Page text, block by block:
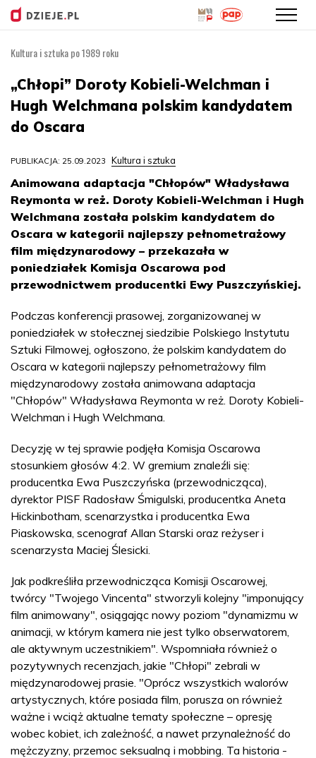
treści
Kultura i sztuka po 1989 roku
„Chłopi” Doroty Kobieli-Welchman i
Hugh Welchmana polskim kandydatem
do Oscara
PUBLIKACJA: 25.09.2023 Kultura i sztuka
Animowana adaptacja "Chłopów" Władysława
Reymonta w reż. Doroty Kobieli-Welchman i Hugh
Welchmana została polskim kandydatem do
Oscara w kategorii najlepszy pełnometrażowy
film międzynarodowy – przekazała w
poniedziałek Komisja Oscarowa pod
przewodnictwem producentki Ewy Puszczyńskiej.
Podczas konferencji prasowej, zorganizowanej w
poniedziałek w stołecznej siedzibie Polskiego Instytutu
Sztuki Filmowej, ogłoszono, że polskim kandydatem do
Oscara w kategorii najlepszy pełnometrażowy film
międzynarodowy została animowana adaptacja
"Chłopów" Władysława Reymonta w reż. Doroty Kobieli-
Welchman i Hugh Welchmana.
Decyzję w tej sprawie podjęła Komisja Oscarowa
stosunkiem głosów 4:2. W gremium znaleźli się:
producentka Ewa Puszczyńska (przewodnicząca),
dyrektor PISF Radosław Śmigulski, producentka Aneta
Hickinbotham, scenarzystka i producentka Ewa
Piaskowska, scenograf Allan Starski oraz reżyser i
scenarzysta Maciej Ślesicki.
Jak podkreśliła przewodnicząca Komisji Oscarowej,
twórcy "Twojego Vincenta" stworzyli kolejny "imponujący
film animowany", osiągając nowy poziom "dynamizmu w
animacji, w którym kamera nie jest tylko obserwatorem,
ale aktywnym uczestnikiem". Wspomniała również o
pozytywnych recenzjach, jakie "Chłopi" zebrali w
międzynarodowej prasie. "Oprócz wszystkich walorów
artystycznych, które posiada film, porusza on również
ważne i wciąż aktualne tematy społeczne – opresję
wobec kobiet, ich zależność, a nawet przynależność do
mężczyzny, przemoc seksualną i mobbing. Ta historia -